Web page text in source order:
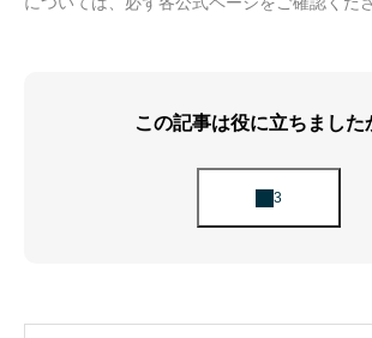
この記事は役に立ちました